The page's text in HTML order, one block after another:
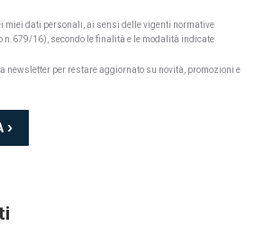
miei dati personali, ai sensi delle vigenti normative
n.679/16), secondo le finalità e le modalità indicate
newsletter per restare aggiornato su novità, promozioni e